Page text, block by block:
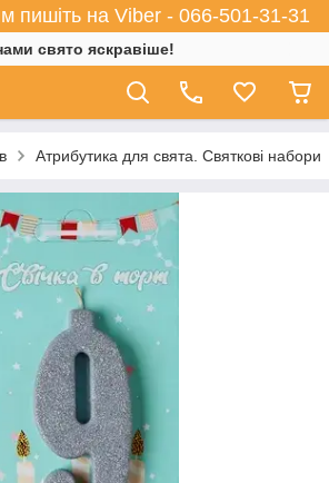
пишіть на Viber - 066-501-31-31
свято яскравіше!
Атрибутика для свята. Святкові набори